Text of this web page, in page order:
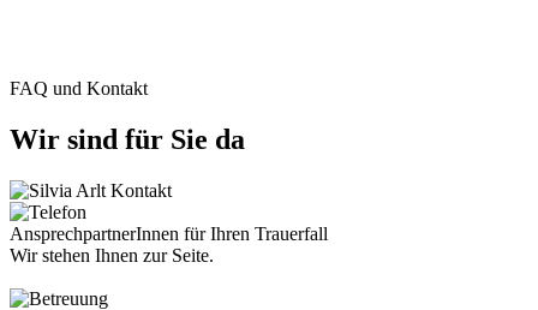
FAQ und Kontakt
Wir sind für Sie da
AnsprechpartnerInnen für Ihren Trauerfall
Wir stehen Ihnen zur Seite.